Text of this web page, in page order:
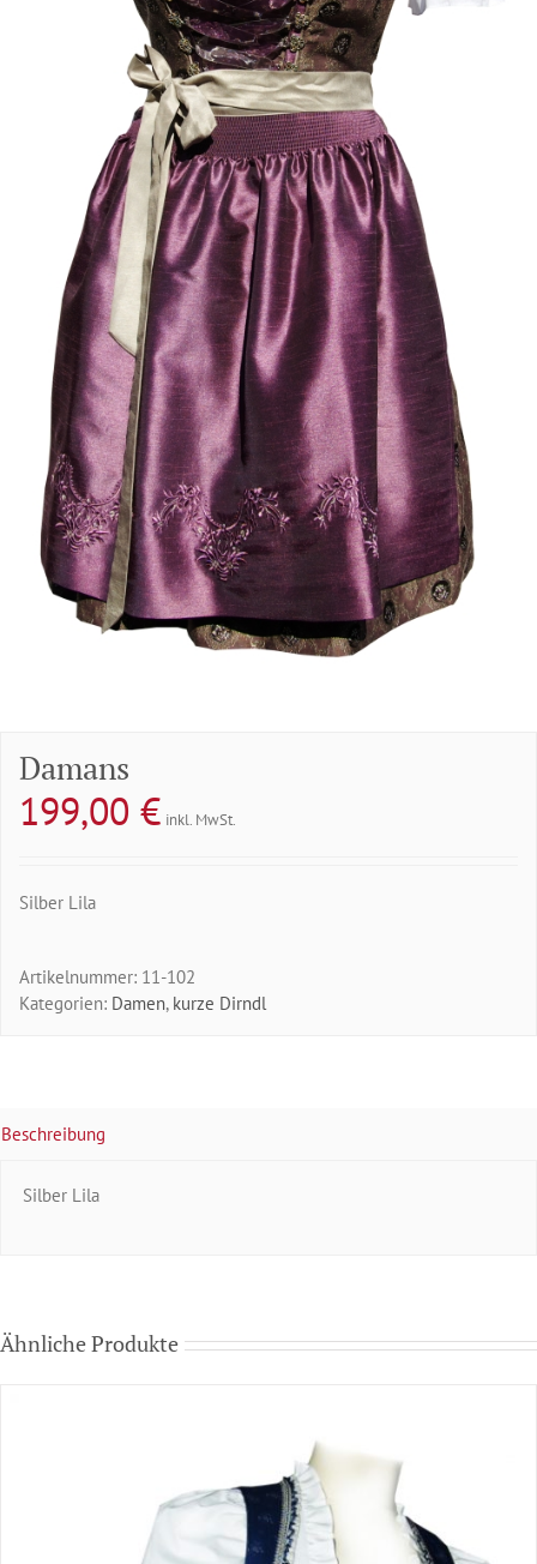
Damans
199,00 € inkl. MwSt.
Silber Lila
Artikelnummer: 11-102
Kategorien: Damen, kurze Dirndl
Beschreibung
Silber Lila
Ähnliche Produkte